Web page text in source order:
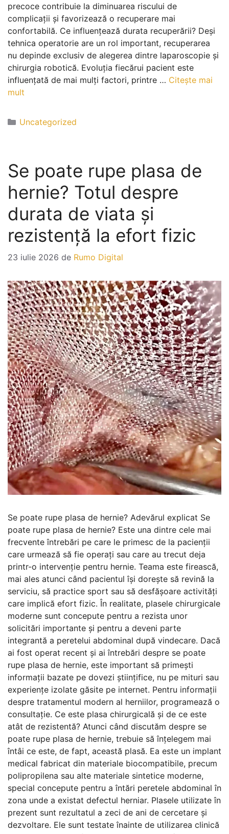
precoce contribuie la diminuarea riscului de
complicații și favorizează o recuperare mai
confortabilă. Ce influențează durata recuperării? Deși
tehnica operatorie are un rol important, recuperarea
nu depinde exclusiv de alegerea dintre laparoscopie și
chirurgia robotică. Evoluția fiecărui pacient este
influențată de mai mulți factori, printre … Citește mai
mult
Uncategorized
Se poate rupe plasa de
hernie? Totul despre
durata de viata și
rezistență la efort fizic
23 iulie 2026 de Rumo Digital
Se poate rupe plasa de hernie? Adevărul explicat Se
poate rupe plasa de hernie? Este una dintre cele mai
frecvente întrebări pe care le primesc de la pacienții
care urmează să fie operați sau care au trecut deja
printr-o intervenție pentru hernie. Teama este firească,
mai ales atunci când pacientul își dorește să revină la
serviciu, să practice sport sau să desfășoare activități
care implică efort fizic. În realitate, plasele chirurgicale
moderne sunt concepute pentru a rezista unor
solicitări importante și pentru a deveni parte
integrantă a peretelui abdominal după vindecare. Dacă
ai fost operat recent și ai întrebări despre se poate
rupe plasa de hernie, este important să primești
informații bazate pe dovezi științifice, nu pe mituri sau
experiențe izolate găsite pe internet. Pentru informații
despre tratamentul modern al herniilor, programează o
consultație. Ce este plasa chirurgicală și de ce este
atât de rezistentă? Atunci când discutăm despre se
poate rupe plasa de hernie, trebuie să înțelegem mai
întâi ce este, de fapt, această plasă. Ea este un implant
medical fabricat din materiale biocompatibile, precum
polipropilena sau alte materiale sintetice moderne,
special concepute pentru a întări peretele abdominal în
zona unde a existat defectul herniar. Plasele utilizate în
prezent sunt rezultatul a zeci de ani de cercetare și
dezvoltare. Ele sunt testate înainte de utilizarea clinică